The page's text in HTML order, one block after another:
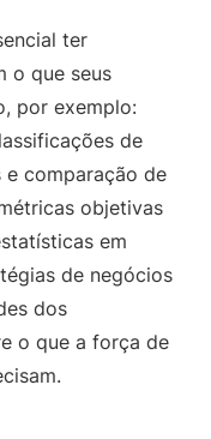
ter
o que seus
por exemplo:
de
e comparação de
objetivas
em
de negócios
dos
o que a força de